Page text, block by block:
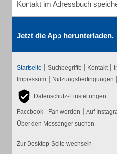
Kontakt im Adressbuch
Jetzt die App herunterladen.
Startseite | Suchbegriffe | Kontakt |
Impressum | Nutzungsbedingungen |
Datenschutz-Einstellungen
Facebook - Fan werden | Auf
Über den Messenger suchen
Zur Desktop-Seite wechseln